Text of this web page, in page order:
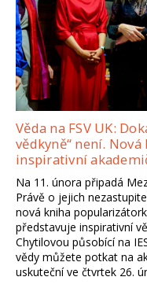
Věda na FSV UK:
vědkyně“ není.
inspirativní
Na 11. února připadá
Právě o jejich
nová kniha
představuje inspirativní
Chytilovou působící na
vědy můžete potkat na
uskuteční ve čtvrtek 26.